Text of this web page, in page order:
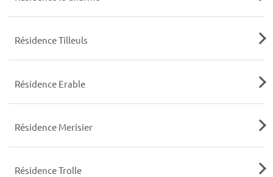
Résidence Tilleuls
Résidence Erable
Résidence Merisier
Résidence Trolle